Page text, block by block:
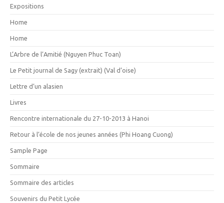
Expositions
Home
Home
L’Arbre de l’Amitié (Nguyen Phuc Toan)
Le Petit journal de Sagy (extrait) (Val d’oise)
Lettre d’un alasien
Livres
Rencontre internationale du 27-10-2013 à Hanoi
Retour à l’école de nos jeunes années (Phi Hoang Cuong)
Sample Page
Sommaire
Sommaire des articles
Souvenirs du Petit Lycée